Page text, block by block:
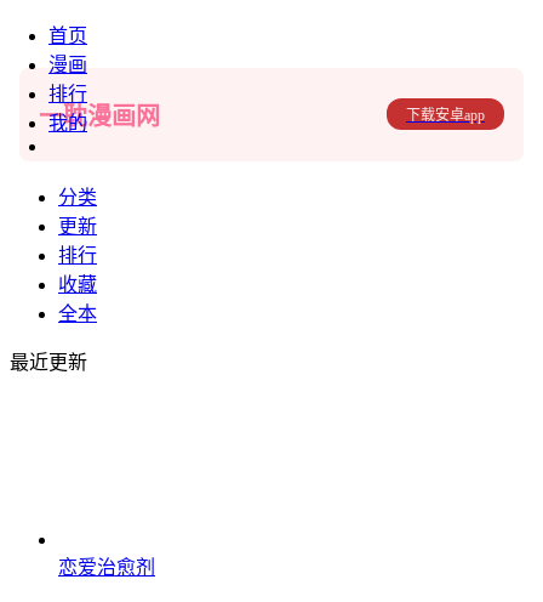
首页
漫画
排行
我的
一耽漫画网 下载安卓app
分类
更新
排行
收藏
全本
最近更新
恋爱治愈剂